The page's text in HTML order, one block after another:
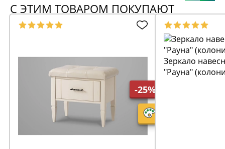
С ЭТИМ ТОВАРОМ ПОКУПАЮТ
-25%
Зеркало
"Рауна"